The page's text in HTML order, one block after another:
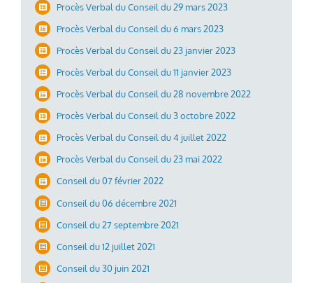
Procès Verbal du Conseil du 29 mars 2023
Procès Verbal du Conseil du 6 mars 2023
Procès Verbal du Conseil du 23 janvier 2023
Procès Verbal du Conseil du 11 janvier 2023
Procès Verbal du Conseil du 28 novembre 2022
Procès Verbal du Conseil du 3 octobre 2022
Procès Verbal du Conseil du 4 juillet 2022
Procès Verbal du Conseil du 23 mai 2022
Conseil du 07 février 2022
Conseil du 06 décembre 2021
Conseil du 27 septembre 2021
Conseil du 12 juillet 2021
Conseil du 30 juin 2021